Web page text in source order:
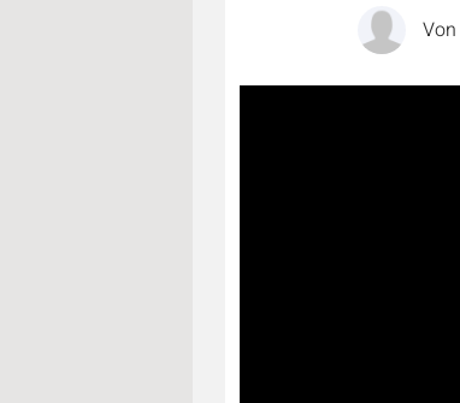
Von